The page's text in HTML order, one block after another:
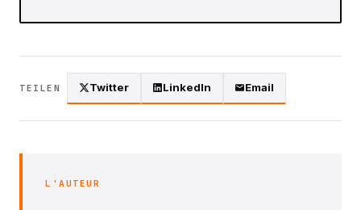
TEILEN Twitter LinkedIn Email
L'AUTEUR